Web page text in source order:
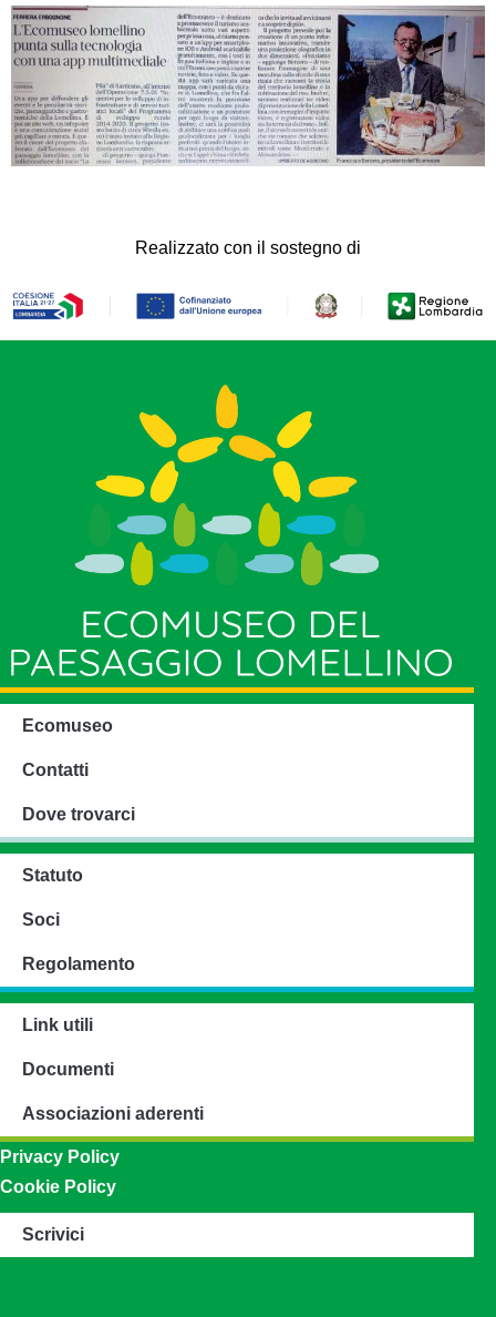
Realizzato con il sostegno di
Ecomuseo
Contatti
Dove trovarci
Statuto
Soci
Regolamento
Link utili
Documenti
Associazioni aderenti
Privacy Policy
Cookie Policy
Scrivici